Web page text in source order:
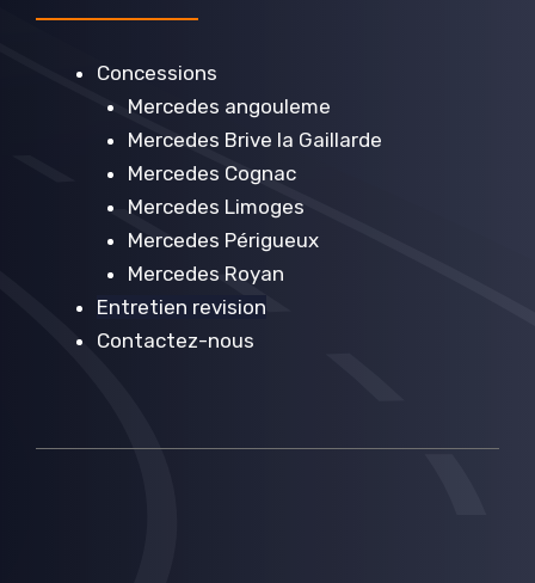
Concessions
Mercedes angouleme
Mercedes Brive la Gaillarde
Mercedes Cognac
Mercedes Limoges
Mercedes Périgueux
Mercedes Royan
Entretien revision
Contactez-nous